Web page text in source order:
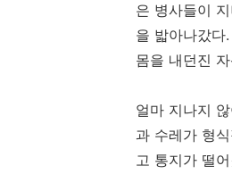
은 병사들이
을 밟아나갔다
몸을 내던진
얼마 지나지
과 수레가 형
고 통지가 떨